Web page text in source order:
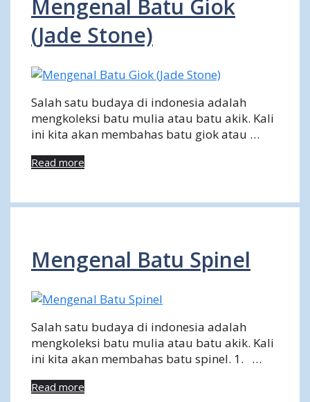
Mengenal Batu Giok
(Jade Stone)
Salah satu budaya di indonesia adalah
mengkoleksi batu mulia atau batu akik. Kali
ini kita akan membahas batu giok atau …
Read more
Mengenal Batu Spinel
Salah satu budaya di indonesia adalah
mengkoleksi batu mulia atau batu akik. Kali
ini kita akan membahas batu spinel. 1. …
Read more